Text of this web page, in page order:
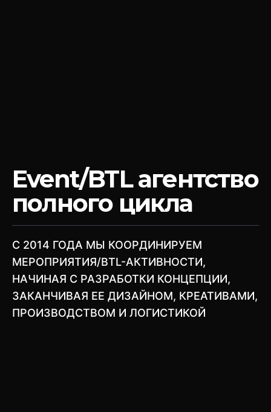
Event/BTL агентство
полного цикла
C 2014 ГОДА МЫ КООРДИНИРУЕМ
МЕРОПРИЯТИЯ/BTL-АКТИВНОСТИ,
НАЧИНАЯ С РАЗРАБОТКИ КОНЦЕПЦИИ,
ЗАКАНЧИВАЯ ЕЕ ДИЗАЙНОМ, КРЕАТИВАМИ,
ПРОИЗВОДСТВОМ И ЛОГИСТИКОЙ